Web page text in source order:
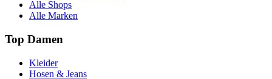
Alle Shops
Alle Marken
Top Damen
Kleider
Hosen & Jeans